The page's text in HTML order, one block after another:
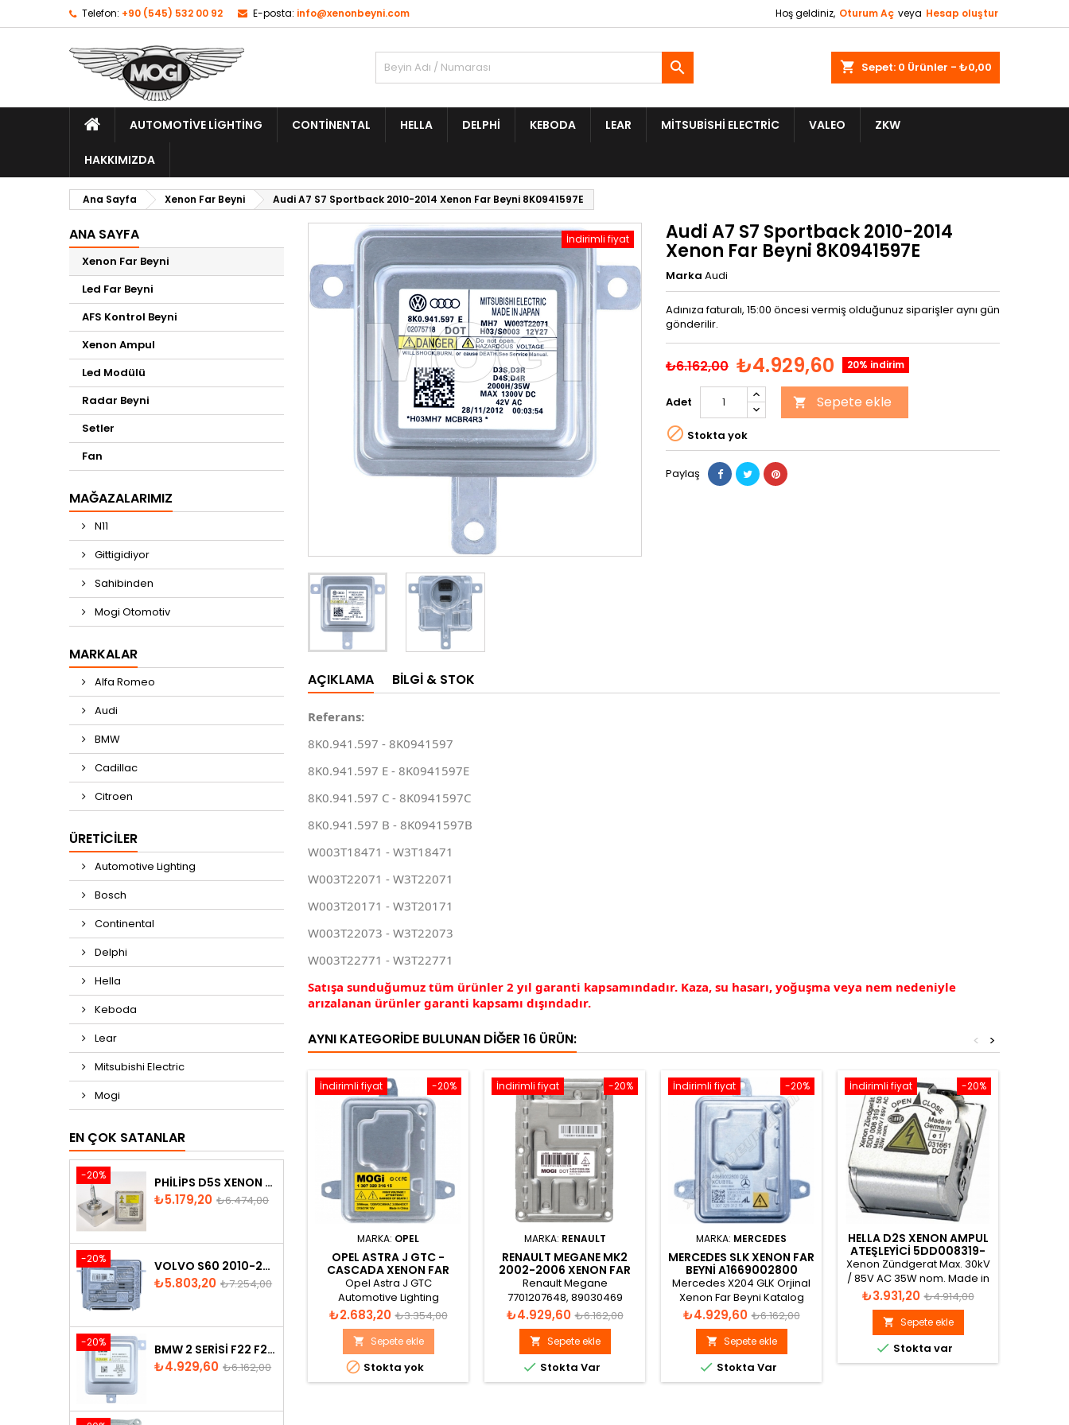
Telefon: +90 (545) 532 00 92 E-posta: info@xenonbeyni.com Hoş geldiniz, Oturum Aç veya Hesap oluştur
shopping_cart Sepet: 0 Ürünler - ₺0,00

AUTOMOTIVE LIGHTING CONTINENTAL HELLA DELPHI KEBODA LEAR MITSUBISHI ELECTRIC VALEO ZKW
HAKKIMIZDA
Ana Sayfa Xenon Far Beyni Audi A7 S7 Sportback 2010-2014 Xenon Far Beyni 8K0941597E
ANA SAYFA
Xenon Far Beyni
Led Far Beyni
AFS Kontrol Beyni
Xenon Ampul
Led Modülü
Radar Beyni
Setler
Fan
MAĞAZALARIMIZ
N11
Gittigidiyor
Sahibinden
Mogi Otomotiv
MARKALAR
Alfa Romeo
Audi
BMW
Cadillac
Citroen
ÜRETICILER
Automotive Lighting
Bosch
Continental
Delphi
Hella
Keboda
Lear
Mitsubishi Electric
Mogi
EN ÇOK SATANLAR
-20% PHILIPS D5S XENON AMPUL
Fiyat
₺5.179,20 Normal
₺6.474,00
-20% VOLVO S60 2010-2018 XENON FAR BEYNI 31297942
Fiyat
₺5.803,20 Normal
₺7.254,00
-20% BMW 2 SERISI F22 F23 2013-2016 XENON FAR BEYNI 7318327
Fiyat
₺4.929,60 Normal
₺6.162,00
İndirimli fiyat Audi A7 S7 Sportback 2010-2014
Xenon Far Beyni 8K0941597E
Marka Audi
Adınıza faturalı, 15:00 öncesi vermiş olduğunuz siparişler aynı gün
gönderilir.
₺6.162,00 ₺4.929,60 20% indirim
Adet  Sepete ekle
 Stokta yok
Paylaş
AÇIKLAMA BILGI & STOK
Referans:
8K0.941.597 - 8K0941597
8K0.941.597 E - 8K0941597E
8K0.941.597 C - 8K0941597C
8K0.941.597 B - 8K0941597B
W003T18471 - W3T18471
W003T22071 - W3T22071
W003T20171 - W3T20171
W003T22073 - W3T22073
W003T22771 - W3T22771
Satışa sunduğumuz tüm ürünler 2 yıl garanti kapsamındadır. Kaza, su hasarı, yoğuşma veya nem nedeniyle
arızalanan ürünler garanti kapsamı dışındadır.
AYNI KATEGORIDE BULUNAN DIĞER 16 ÜRÜN: >
<
-20%
İndirimli fiyat
MARKA: OPEL
OPEL ASTRA J GTC -
CASCADA XENON FAR
BEYNI 1232043
Opel Astra J GTC
Automotive Lighting
130732931600, 130732931201,
130732927001,
130732927200, 1232043,
20950285, 20950268 Xenon
Far Beyni
Fiyat
₺2.683,20 Normal
fiyat
₺3.354,00
 Sepete ekle
 Stokta yok
-20%
İndirimli fiyat
MARKA: RENAULT
RENAULT MEGANE MK2
2002-2006 XENON FAR
BEYNI 7701207648
Renault Megane
7701207648, 89030469
Xenon Far Beyni
Fiyat
₺4.929,60 Normal
fiyat
₺6.162,00
 Sepete ekle
 Stokta Var
-20%
İndirimli fiyat
MARKA: MERCEDES
MERCEDES SLK XENON FAR
BEYNI A1669002800
Mercedes X204 GLK Orjinal
Xenon Far Beyni Katalog
görünümü
Fiyat
₺4.929,60 Normal
fiyat
₺6.162,00
 Sepete ekle
 Stokta Var
-20%
İndirimli fiyat
HELLA D2S XENON AMPUL
ATEŞLEYICI 5DD008319-
50
Xenon Zündgerat Max. 30kV
/ 85V AC 35W nom. Made in
Germany 5DD 008 319-501
Fiyat
₺3.931,20 Normal
fiyat
₺4.914,00
 Sepete ekle
 Stokta var